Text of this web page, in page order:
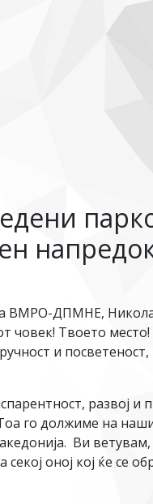
ВМРО-ДПМНЕ,
Твоето место!
и
развој и
го должиме на
Ви
оној кој ќе се